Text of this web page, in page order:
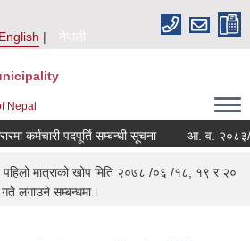
English
नेपाली
Nepal
कर्मचारी पदपूर्ति सम्बन्धी सूचना आ. व. २०८३/८४
मात्राको खोप मिति २०७८ /०६ /१८, १९ र २०
गते लगाउने सम्बन्धमा।